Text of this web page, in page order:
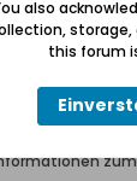
oder
keine neuen
den Titel.
also
this forum